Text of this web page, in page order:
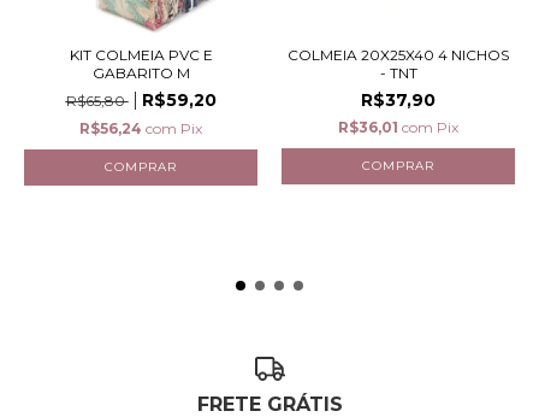
KIT COLMEIA PVC E
GABARITO M
R$65,80
R$59,20
R$56,24 com Pix
COLMEIA 20X25X40 4 NICHOS
- TNT
R$37,90
R$36,01 com Pix
FRETE GRÁTIS